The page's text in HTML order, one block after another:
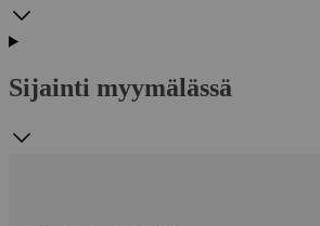
Sijainti myymälässä